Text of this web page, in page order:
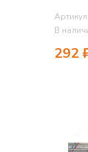
Артикул:
В
292